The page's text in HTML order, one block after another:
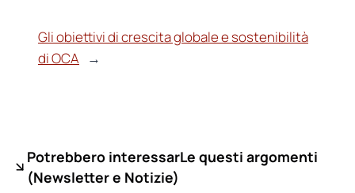
Gli obiettivi di crescita globale e sostenibilità
di OCA
→
Potrebbero interessarLe questi argomenti
(Newsletter e Notizie)